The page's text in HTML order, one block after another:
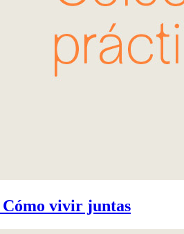
Cómo vivir juntas